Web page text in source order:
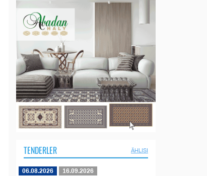
TENDERLER ÄHLISI
06.08.2026 16.09.2026